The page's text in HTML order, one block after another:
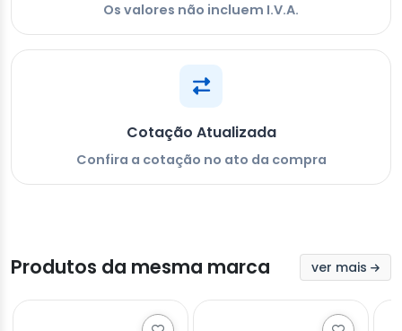
Os valores não incluem I.V.A.
Cotação Atualizada
Confira a cotação no ato da compra
Produtos da mesma marca ver mais